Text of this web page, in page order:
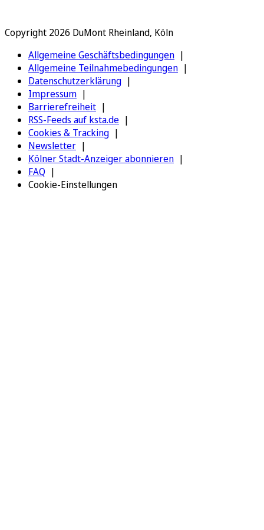
Copyright 2026 DuMont Rheinland, Köln
Allgemeine Geschäftsbedingungen
Allgemeine Teilnahmebedingungen
Datenschutzerklärung
Impressum
Barrierefreiheit
RSS-Feeds auf ksta.de
Cookies & Tracking
Newsletter
Kölner Stadt-Anzeiger abonnieren
FAQ
Cookie-Einstellungen